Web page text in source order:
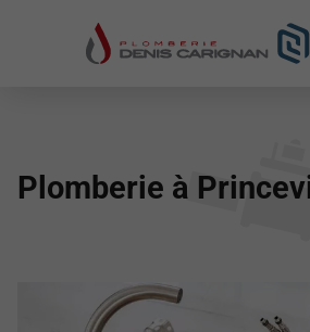
Plomberie à